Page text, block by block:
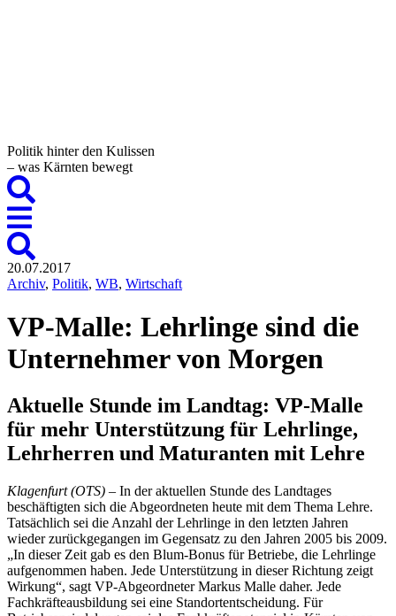
Politik hinter den Kulissen
– was Kärnten bewegt
20.07.2017
Archiv, Politik, WB, Wirtschaft
VP-Malle: Lehrlinge sind die
Unternehmer von Morgen
Aktuelle Stunde im Landtag: VP-Malle
für mehr Unterstützung für Lehrlinge,
Lehrherren und Maturanten mit Lehre
Klagenfurt (OTS) – In der aktuellen Stunde des Landtages
beschäftigten sich die Abgeordneten heute mit dem Thema Lehre.
Tatsächlich sei die Anzahl der Lehrlinge in den letzten Jahren
wieder zurückgegangen im Gegensatz zu den Jahren 2005 bis 2009.
„In dieser Zeit gab es den Blum-Bonus für Betriebe, die Lehrlinge
aufgenommen haben. Jede Unterstützung in dieser Richtung zeigt
Wirkung“, sagt VP-Abgeordneter Markus Malle daher. Jede
Fachkräfteausbildung sei eine Standortentscheidung. Für